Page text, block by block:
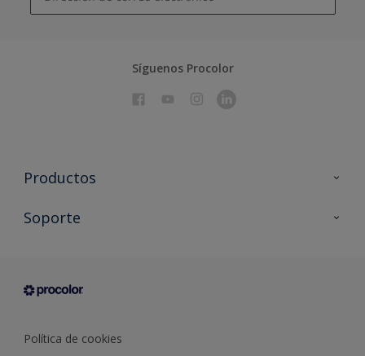
Síguenos Procolor
Productos
Todos los productos
Condiciones generales de venta
Soporte
Sobre Procolor
Política de cookies